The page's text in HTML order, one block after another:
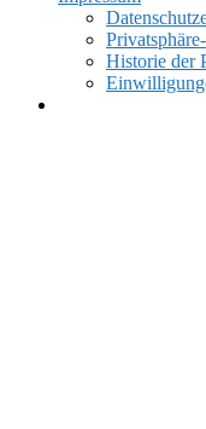
Historie der